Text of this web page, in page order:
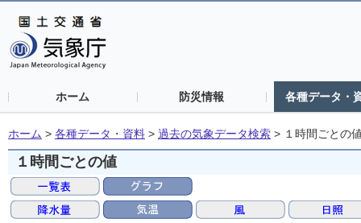
ホーム 防災情報 各種データ・
ホーム > 各種データ・資料 > 過去の気象データ検索 > １時間ごとの
１時間ごとの値